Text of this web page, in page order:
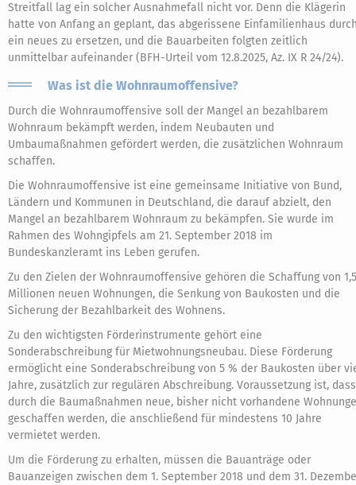
Streitfall lag ein solcher Ausnahmefall nicht vor. Denn die Klägerin
hatte von Anfang an geplant, das abgerissene Einfamilienhaus
ein neues zu ersetzen, und die Bauarbeiten folgten zeitlich
unmittelbar aufeinander (BFH-Urteil vom 12.8.2025, Az. IX R 24/24).
Was ist die Wohnraumoffensive?
Durch die Wohnraumoffensive soll der Mangel an bezahlbarem
Wohnraum bekämpft werden, indem Neubauten und
Umbaumaßnahmen gefördert werden, die zusätzlichen Wohnraum
schaffen.
Die Wohnraumoffensive ist eine gemeinsame Initiative von Bund,
Ländern und Kommunen in Deutschland, die darauf abzielt, den
Mangel an bezahlbarem Wohnraum zu bekämpfen. Sie wurde im
Rahmen des Wohngipfels am 21. September 2018 im
Bundeskanzleramt ins Leben gerufen.
Zu den Zielen der Wohnraumoffensive gehören die Schaffung von 1,5
Millionen neuen Wohnungen, die Senkung von Baukosten und die
Sicherung der Bezahlbarkeit des Wohnens.
Zu den wichtigsten Förderinstrumente gehört eine
Sonderabschreibung für Mietwohnungsneubau. Diese Förderung
ermöglicht eine Sonderabschreibung von 5 % der Baukosten über
Jahre, zusätzlich zur regulären Abschreibung. Voraussetzung ist, dass
durch die Baumaßnahmen neue, bisher nicht vorhandene
geschaffen werden, die anschließend für mindestens 10 Jahre
vermietet werden.
Um die Förderung zu erhalten, müssen die Bauanträge oder
Bauanzeigen zwischen dem 1. September 2018 und dem 31.